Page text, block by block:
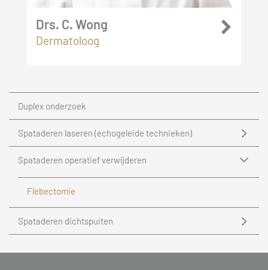
Duplex onderzoek
Spataderen laseren (echogeleide technieken)
Spataderen operatief verwijderen
Flebectomie
Spataderen dichtspuiten
Drs. C. Wong
Dermatoloog